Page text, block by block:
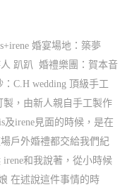
婚宴場地：築夢
趴趴 婚禮樂團：賀本音
C.H wedding 頂級手工
，由新人親自手工製作
irene見面的時候，是在
戶外婚禮都交給我們紀
和我說著，從小時候
在述說這件事情的時